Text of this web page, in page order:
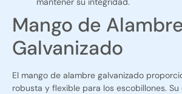
Mango de
Galvanizado
El mango de alambre galvanizado
robusta y flexible para los escobillones.